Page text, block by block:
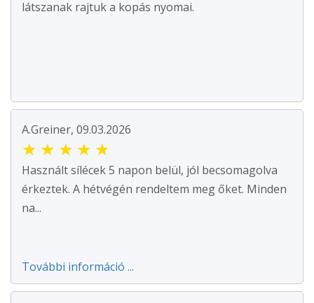
látszanak rajtuk a kopás nyomai.
A.Greiner, 09.03.2026
★ ★ ★ ★ ★
Használt sílécek 5 napon belül, jól becsomagolva
érkeztek. A hétvégén rendeltem meg őket. Minden
na...
További információ ...